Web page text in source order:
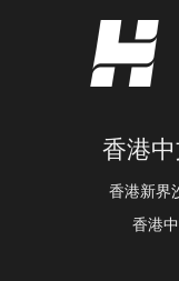
香港
香港新界
香港